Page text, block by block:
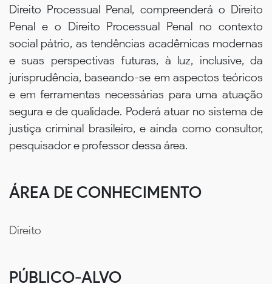
Direito Processual Penal, compreenderá o Direito
Penal e o Direito Processual Penal no contexto
social pátrio, as tendências acadêmicas modernas
e suas perspectivas futuras, à luz, inclusive, da
jurisprudência, baseando-se em aspectos teóricos
e em ferramentas necessárias para uma atuação
segura e de qualidade. Poderá atuar no sistema de
justiça criminal brasileiro, e ainda como consultor,
pesquisador e professor dessa área.
ÁREA DE CONHECIMENTO
Direito
PÚBLICO-ALVO